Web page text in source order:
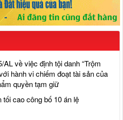
AL về việc định tội danh “Trộm
hành vi chiếm đoạt tài sản của
quyền tạm giữ
tối cao công bố 10 án lệ